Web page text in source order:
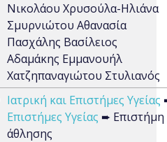
Νικολάου Χρυσούλα-Ηλιάνα
Σμυρνιώτου Αθανασία
Πασχάλης Βασίλειος
Αδαμάκης Εμμανουήλ
Χατζηπαναγιώτου Στυλιανός
Ιατρική και Επιστήμες Υγείας
Επιστήμες Υγείας ➨ Επιστήμη
άθλησης